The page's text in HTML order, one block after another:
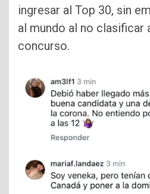
ingresar al Top 30, sin
al mundo al no clasificar
concurso.